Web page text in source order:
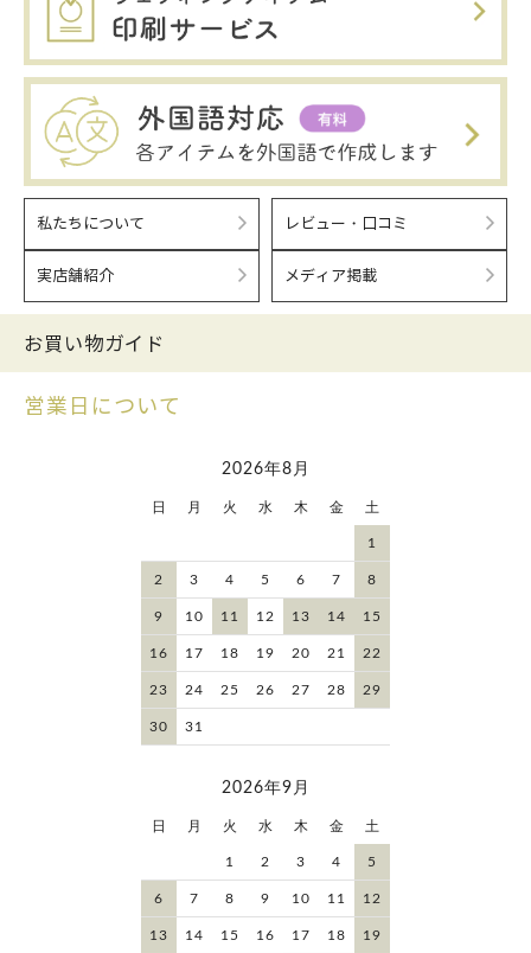
私たちについて レビュー・口コミ
実店舗紹介 メディア掲載
お買い物ガイド
営業日について
2026年8月
日 月 火 水 木 金 土
1
2 3 4 5 6 7 8
9 10 11 12 13 14 15
16 17 18 19 20 21 22
23 24 25 26 27 28 29
30 31
2026年9月
日 月 火 水 木 金 土
1 2 3 4 5
6 7 8 9 10 11 12
13 14 15 16 17 18 19